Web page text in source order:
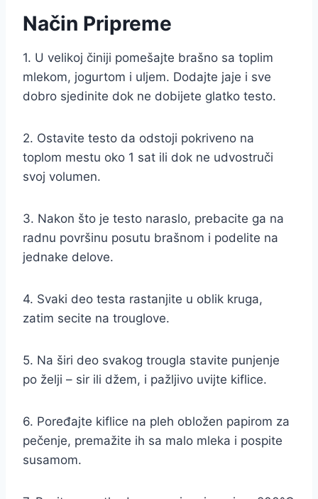
Način Pripreme
1. U velikoj činiji pomešajte brašno sa toplim
mlekom, jogurtom i uljem. Dodajte jaje i sve
dobro sjedinite dok ne dobijete glatko testo.
2. Ostavite testo da odstoji pokriveno na
toplom mestu oko 1 sat ili dok ne udvostruči
svoj volumen.
3. Nakon što je testo naraslo, prebacite ga na
radnu površinu posutu brašnom i podelite na
jednake delove.
4. Svaki deo testa rastanjite u oblik kruga,
zatim secite na trouglove.
5. Na širi deo svakog trougla stavite punjenje
po želji – sir ili džem, i pažljivo uvijte kiflice.
6. Poređajte kiflice na pleh obložen papirom za
pečenje, premažite ih sa malo mleka i pospite
susamom.